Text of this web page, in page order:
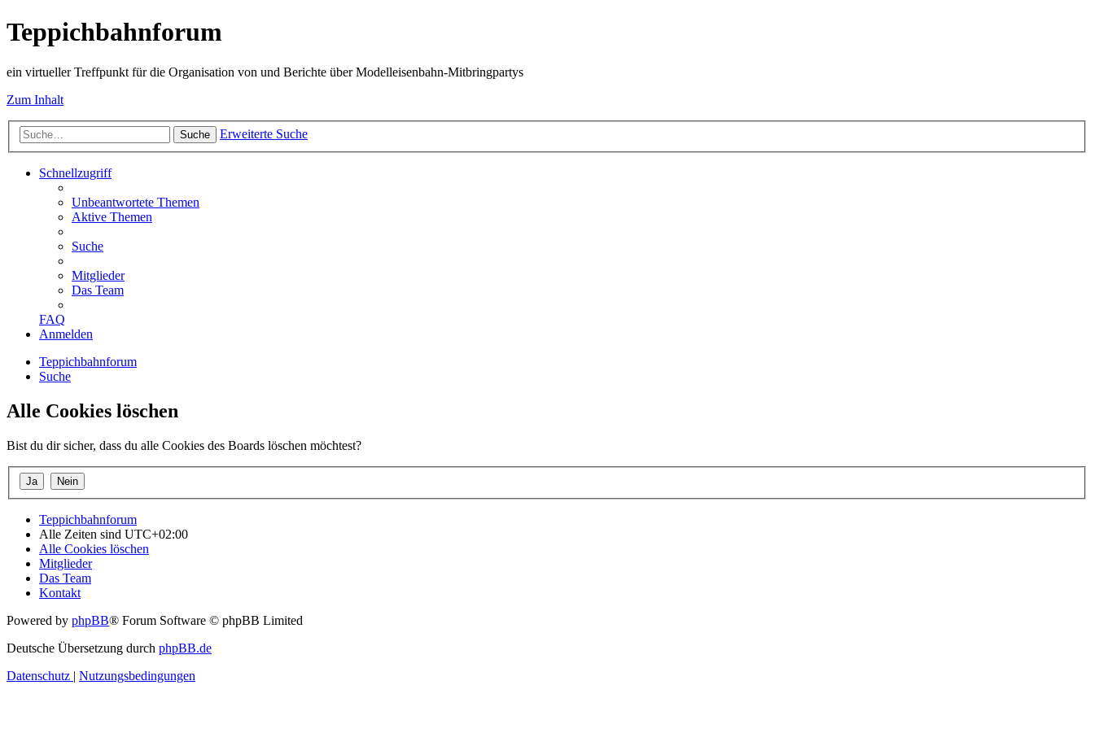
Teppichbahnforum
ein virtueller Treffpunkt für die Organisation von und Berichte über Modelleisenbahn-Mitbringpartys
Zum Inhalt
Suche Erweiterte Suche
Schnellzugriff
Unbeantwortete Themen
Aktive Themen
Suche
Mitglieder
Das Team
FAQ
Anmelden
Teppichbahnforum
Suche
Alle Cookies löschen
Bist du dir sicher, dass du alle Cookies des Boards löschen möchtest?
Teppichbahnforum
Alle Zeiten sind UTC+02:00
Alle Cookies löschen
Mitglieder
Das Team
Kontakt
Powered by phpBB® Forum Software © phpBB Limited
Deutsche Übersetzung durch phpBB.de
Datenschutz | Nutzungsbedingungen